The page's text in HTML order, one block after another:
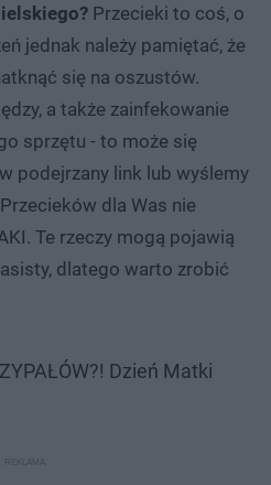
Przecieki to coś, o
jednak należy pamiętać, że
się na oszustów.
a także zainfekowanie
sprzętu - to może się
podejrzany link lub wyślemy
dla Was nie
Te rzeczy mogą pojawią
dlatego warto zrobić
Dzień Matki